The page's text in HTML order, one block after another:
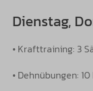
Dienstag,
• Krafttraining: 3
• Dehnübungen: